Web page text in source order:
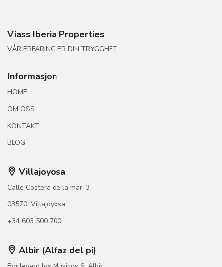
Viass Iberia Properties
VÅR ERFARING ER DIN TRYGGHET
Informasjon
HOME
OM OSS
KONTAKT
BLOG
Villajoyosa
Calle Costera de la mar, 3
03570, Villajoyosa
+34 603 500 700
Albir (Alfaz del pi)